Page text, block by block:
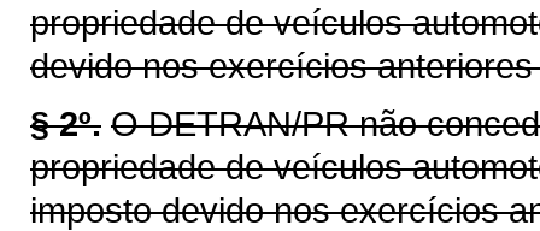
propriedade de veículos
devido nos exercícios
§ 2º. O DETRAN/PR não
propriedade de veículos
imposto devido nos exercícios